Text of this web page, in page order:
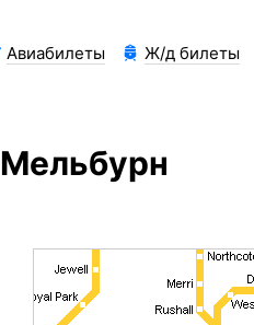
Авиабилеты Ж/д билеты
Мельбурн